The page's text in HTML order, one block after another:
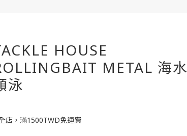
HOUSE
METAL 海水
泳
店，滿1500TWD免運費